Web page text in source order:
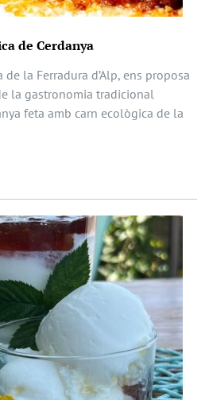
de Cerdanya
la Ferradura d’Alp, ens proposa
la gastronomia tradicional
feta amb carn ecològica de la